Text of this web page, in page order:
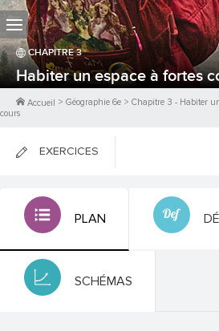
CHAPITRE3
Habiter un espace à fortes
Accueil > Géographie 6e > Chapitre 3 - Habiter
cours
EXERCICES
FICHES DE COURS
PLAN
SCHÉMAS